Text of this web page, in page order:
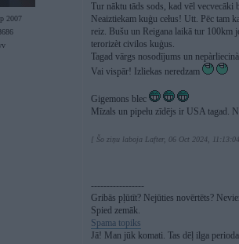
2007
Tur nāktu tāds sods, kad vēl vecvecāki
Neaiztiekam kuģu cełus! Utt. Pēc tam
reiz. Bušu un Reigana laikā tur 100km
terorizèt civilos kuģus.
Tagad vārgs nosodījums un
Vai vispār! Izliekas neredzam
Gigemons blec
Mīzals un pipełu zīdējs ir USA tagad.
[ Šo ziņu laboja Lafter, 06 Oct 2024,
-----------------
Gribās pļūtīt? Nejūties novērtēts?
Spied zemāk.
Spama topiks
Jā! Man jūk komati. Tas dēļ ilga